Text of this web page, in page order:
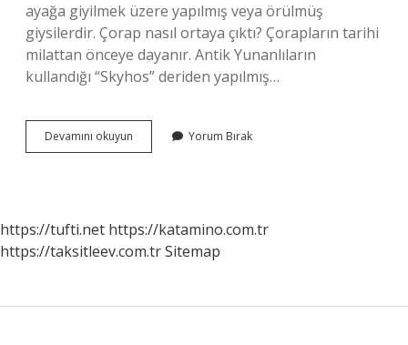
ayağa giyilmek üzere yapılmış veya örülmüş
giysilerdir. Çorap nasıl ortaya çıktı? Çorapların tarihi
milattan önceye dayanır. Antik Yunanlıların
kullandığı “Skyhos” deriden yapılmış…
Devamını okuyun Çorabın
Adı
Yorum Bırak
https://tufti.net https://katamino.com.tr
https://taksitleev.com.trSitemap